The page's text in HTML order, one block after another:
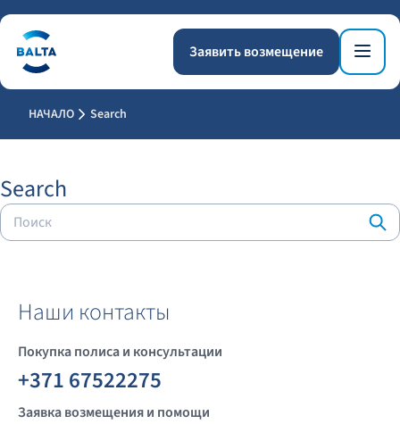
Заявить возмещение
НАЧАЛО Search
Search
Наши контакты
Покупка полиса и консультации
+371 67522275
Заявка возмещения и помощи